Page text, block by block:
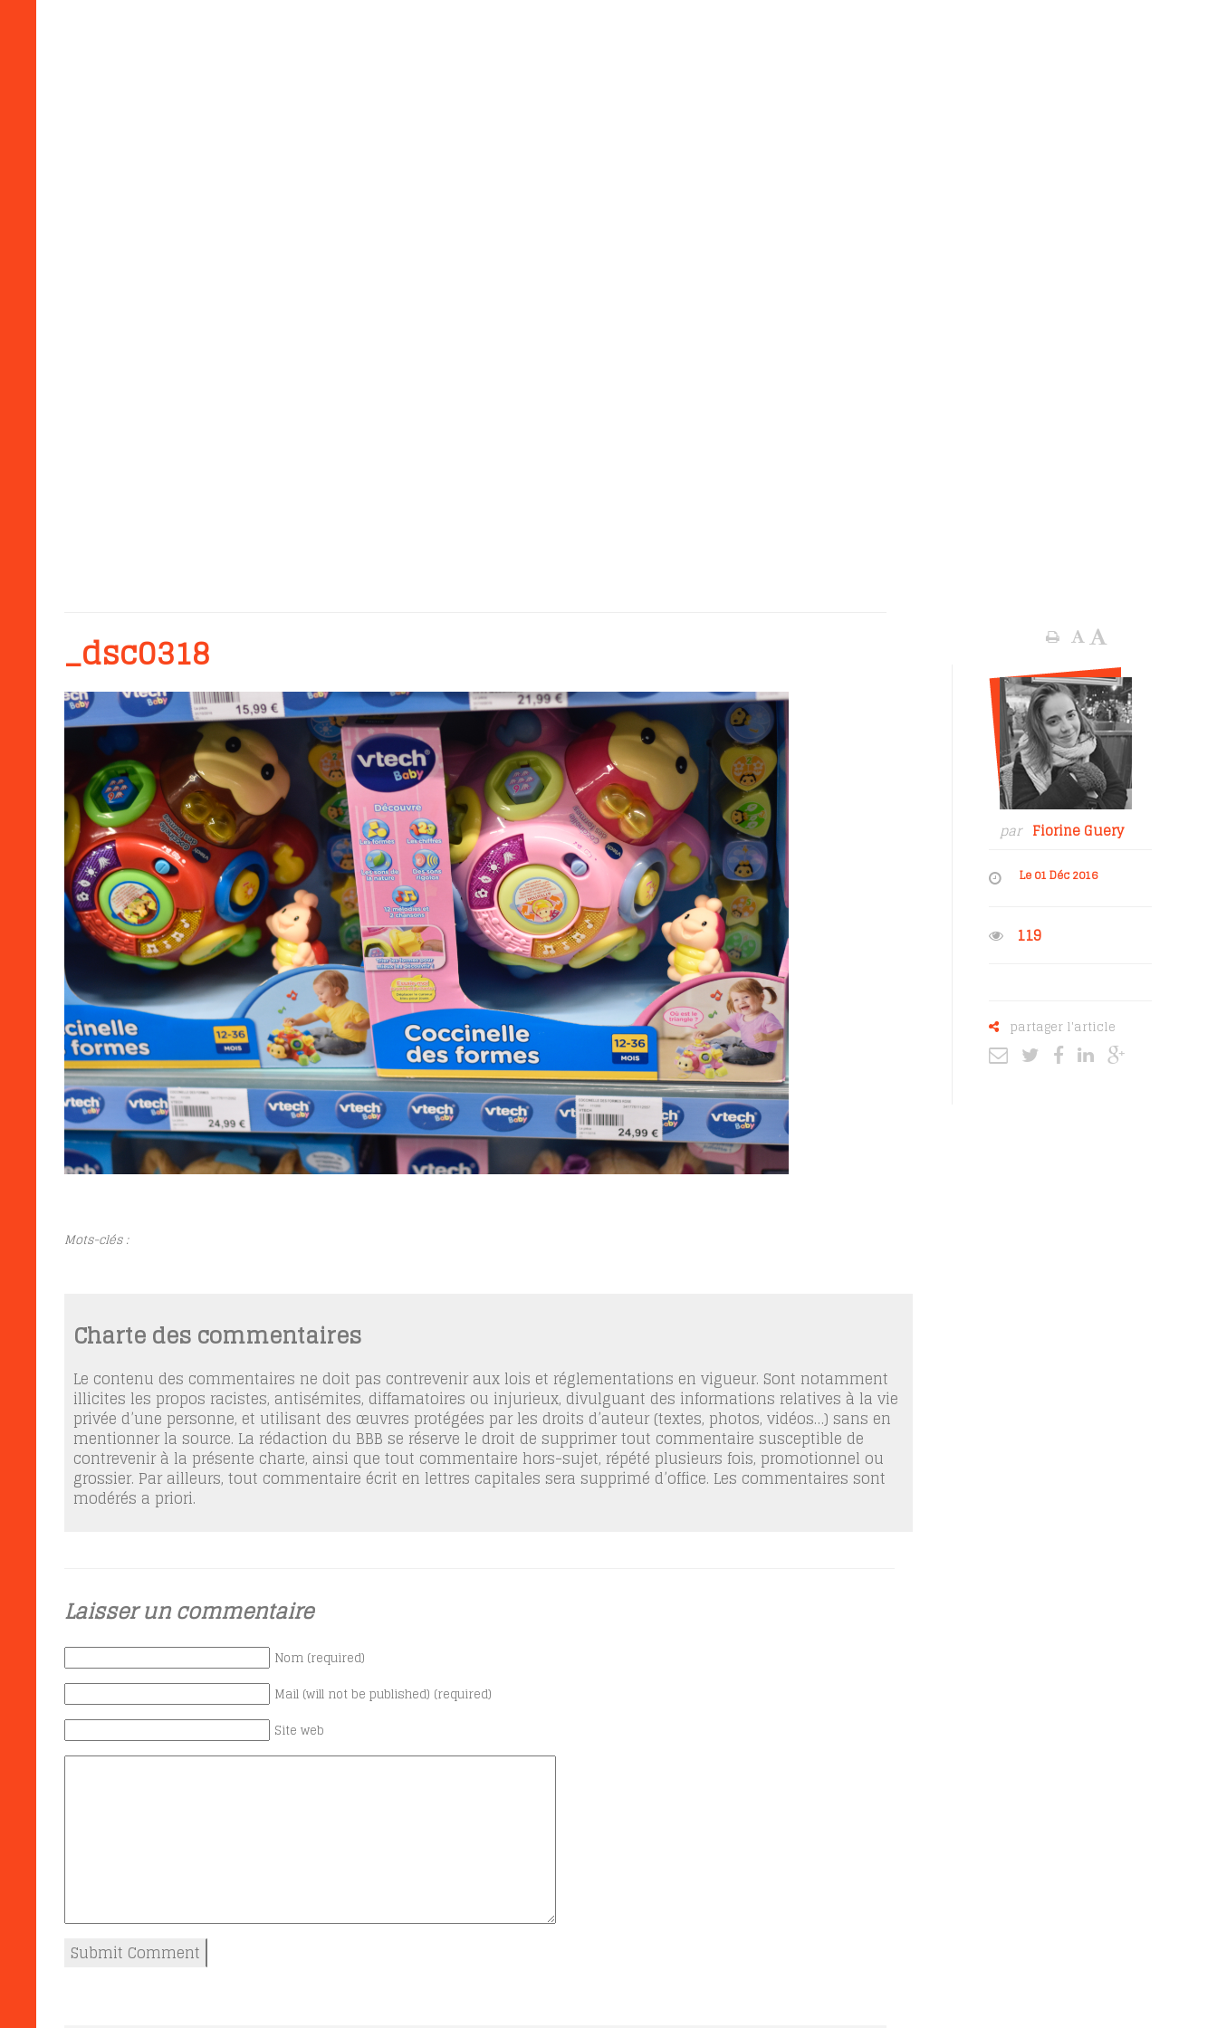
_dsc0318
Mots-clés :
Charte des commentaires
Le contenu des commentaires ne doit pas contrevenir aux lois et réglementations en vigueur. Sont notamment
illicites les propos racistes, antisémites, diffamatoires ou injurieux, divulguant des informations relatives à la vie
privée d’une personne, et utilisant des œuvres protégées par les droits d’auteur (textes, photos, vidéos…) sans en
mentionner la source. La rédaction du BBB se réserve le droit de supprimer tout commentaire susceptible de
contrevenir à la présente charte, ainsi que tout commentaire hors-sujet, répété plusieurs fois, promotionnel ou
grossier. Par ailleurs, tout commentaire écrit en lettres capitales sera supprimé d’office. Les commentaires sont
modérés a priori.
Laisser un commentaire
Nom (required)
Mail (will not be published) (required)
Site web
par Fiorine Guery
Le 01 Déc 2016
119
partager l'article